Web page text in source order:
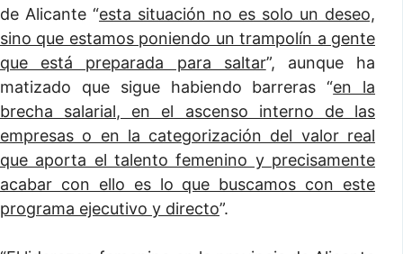
de Alicante “esta situación no es solo un deseo,
sino que estamos poniendo un trampolín a gente
que está preparada para saltar”, aunque ha
matizado que sigue habiendo barreras “en la
brecha salarial, en el ascenso interno de las
empresas o en la categorización del valor real
que aporta el talento femenino y precisamente
acabar con ello es lo que buscamos con este
programa ejecutivo y directo”.